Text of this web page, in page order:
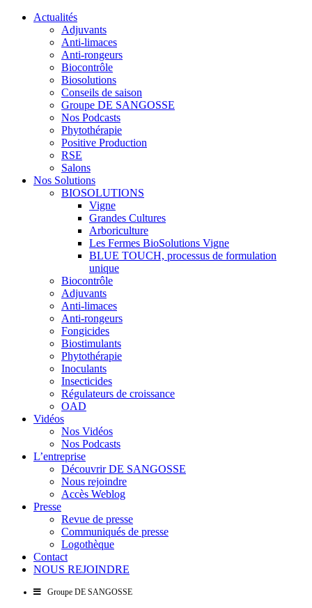
Actualités
Adjuvants
Anti-limaces
Anti-rongeurs
Biocontrôle
Biosolutions
Conseils de saison
Groupe DE SANGOSSE
Nos Podcasts
Phytothérapie
Positive Production
RSE
Salons
Nos Solutions
BIOSOLUTIONS
Vigne
Grandes Cultures
Arboriculture
Les Fermes BioSolutions Vigne
BLUE TOUCH, processus de formulation
unique
Biocontrôle
Adjuvants
Anti-limaces
Anti-rongeurs
Fongicides
Biostimulants
Phytothérapie
Inoculants
Insecticides
Régulateurs de croissance
OAD
Vidéos
Nos Vidéos
Nos Podcasts
L’entreprise
Découvrir DE SANGOSSE
Nous rejoindre
Accès Weblog
Presse
Revue de presse
Communiqués de presse
Logothèque
Contact
NOUS REJOINDRE
Groupe DE SANGOSSE